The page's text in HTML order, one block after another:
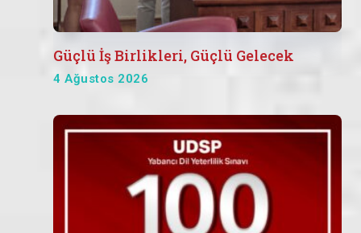
Güçlü İş Birlikleri, Güçlü Gelecek
4 Ağustos 2026